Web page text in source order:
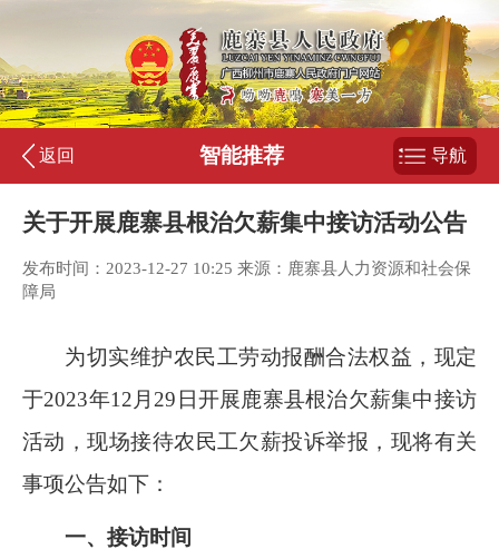
返回 智能推荐 导航
关于开展鹿寨县根治欠薪集中接访活动公告
发布时间：2023-12-27 10:25 来源：鹿寨县人力资源和社会保
障局
为切实维护农民工劳动报酬合法权益，现定
于2023年12月29 日开展鹿寨县根治欠薪集中接访
活动，现场接待农民工欠薪投诉举报，现将有关
事项公告如下：
一、接访时间